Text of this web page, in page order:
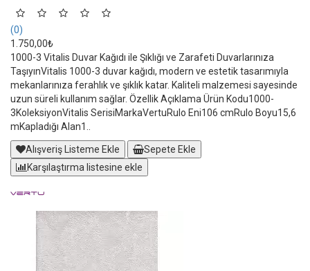
(0)
1.750,00₺
1000-3 Vitalis Duvar Kağıdı ile Şıklığı ve Zarafeti Duvarlarınıza
TaşıyınVitalis 1000-3 duvar kağıdı, modern ve estetik tasarımıyla
mekanlarınıza ferahlık ve şıklık katar. Kaliteli malzemesi sayesinde
uzun süreli kullanım sağlar. Özellik Açıklama Ürün Kodu1000-
3KoleksiyonVitalis SerisiMarkaVertuRulo Eni106 cmRulo Boyu15,6
mKapladığı Alan1..
Alışveriş Listeme Ekle
Sepete Ekle
Karşılaştırma listesine ekle